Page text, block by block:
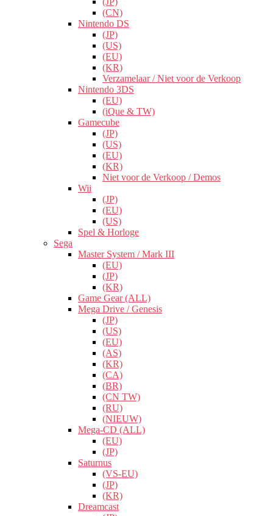
(CN)
Nintendo DS
(JP)
(US)
(EU)
(KR)
Verzamelaar / Niet voor de Verkoop
Nintendo 3DS
(EU)
(iQue & TW)
Gamecube
(JP)
(US)
(EU)
(KR)
Niet voor de Verkoop / Demos
Wii
(JP)
(EU)
(US)
Spel & Horloge
Sega
Master System / Mark III
(EU)
(JP)
(KR)
Game Gear (ALL)
Mega Drive / Genesis
(JP)
(US)
(EU)
(AS)
(KR)
(CA)
(BR)
(CN TW)
(RU)
(NIEUW)
Mega-CD (ALL)
(EU)
(JP)
Saturnus
(VS-EU)
(JP)
(KR)
Dreamcast